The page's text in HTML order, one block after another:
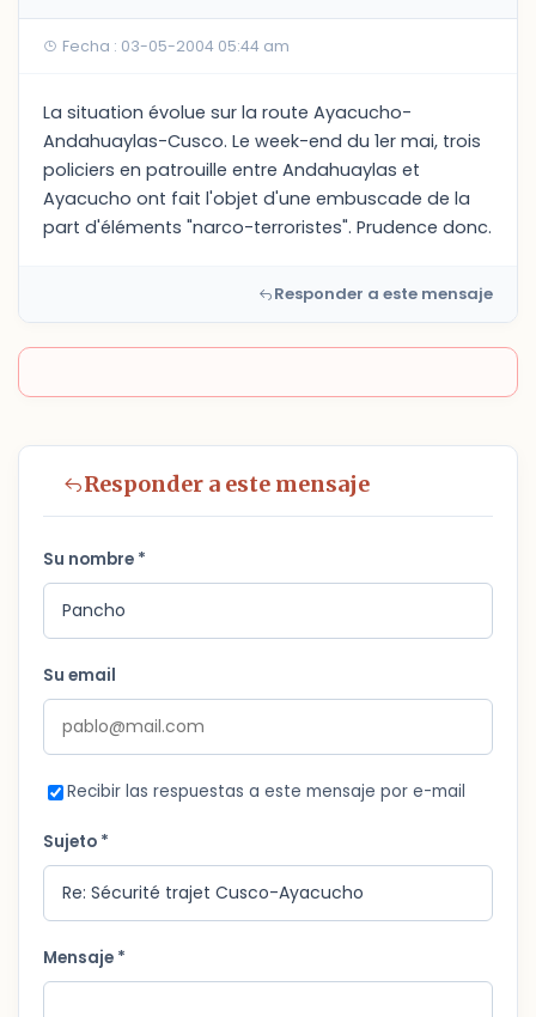
Fecha : 03-05-2004 05:44 am
La situation évolue sur la route Ayacucho-
Andahuaylas-Cusco. Le week-end du 1er mai, trois
policiers en patrouille entre Andahuaylas et
Ayacucho ont fait l'objet d'une embuscade de la
part d'éléments "narco-terroristes". Prudence donc.
Responder a este mensaje
Responder a este mensaje
Su nombre *
Su email
Recibir las respuestas a este mensaje por e-mail
Sujeto *
Mensaje *